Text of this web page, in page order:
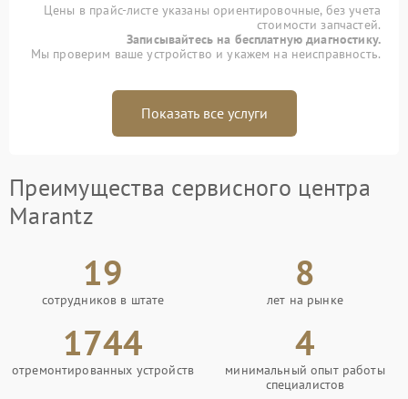
Цены в прайс-листе указаны ориентировочные, без учета
стоимости запчастей.
Записывайтесь на бесплатную диагностику.
Мы проверим ваше устройство и укажем на неисправность.
Показать все услуги
Преимущества сервисного центра
Marantz
19
сотрудников в штате
8
лет на рынке
1744
отремонтированных устройств
4
минимальный опыт работы
специалистов